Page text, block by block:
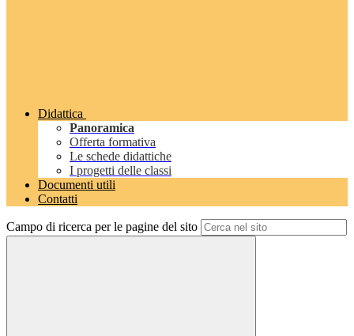
Didattica
Panoramica
Offerta formativa
Le schede didattiche
I progetti delle classi
Documenti utili
Contatti
Campo di ricerca per le pagine del sito